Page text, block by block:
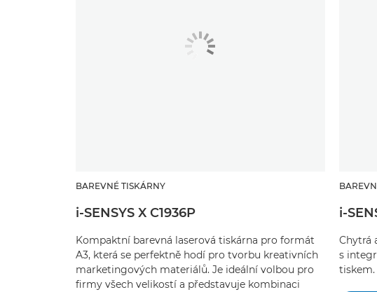
BAREVNÉ TISKÁRNY
i-SENSYS X C1936P
Kompaktní barevná laserová tiskárna pro formát
A3, která se perfektně hodí pro tvorbu kreativních
marketingových materiálů. Je ideální volbou pro
firmy všech velikostí a představuje kombinaci
i-
Chytrá
s
tiskem.